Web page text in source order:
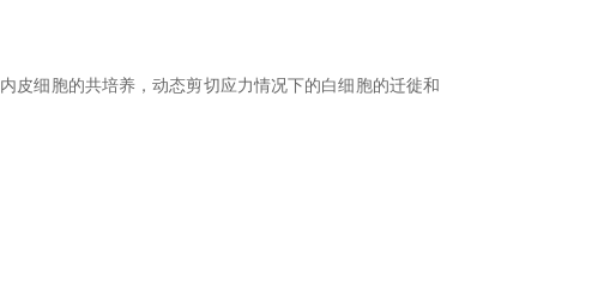
内皮细胞的共培养，动态剪切应力情况下的白细胞的迁徙和